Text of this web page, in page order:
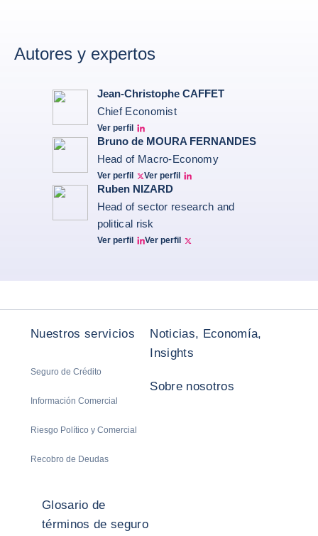
Autores y expertos
Jean-Christophe CAFFET
Chief Economist
Ver perfil
JCC Linkedin
Bruno de MOURA FERNANDES
Head of Macro-Economy
Ver perfil
Twitter Bruno Fernandes
Ver perfil
Bruno de Moura Fernandes linkedin
Ruben NIZARD
Head of sector research and
political risk
Ver perfil
Ruben Nizard linkedin
Ver perfil
Ruben Nizard twitter
Nuestros servicios
Seguro de Crédito
Información Comercial
Riesgo Político y Comercial
Recobro de Deudas
Noticias, Economía,
Insights
Sobre nosotros
Glosario de
términos de seguro